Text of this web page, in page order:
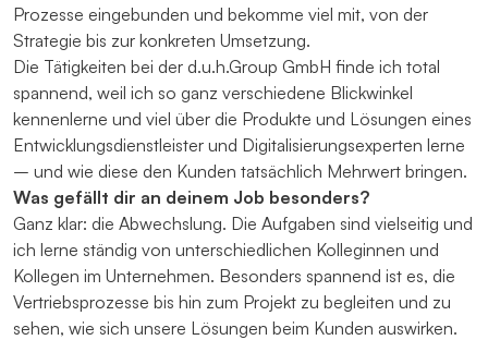
Prozesse eingebunden und bekomme viel mit, von der
Strategie bis zur konkreten Umsetzung.
Die Tätigkeiten bei der d.u.h.Group GmbH finde ich total
spannend, weil ich so ganz verschiedene Blickwinkel
kennenlerne und viel über die Produkte und Lösungen eines
Entwicklungsdienstleister und Digitalisierungsexperten lerne
– und wie diese den Kunden tatsächlich Mehrwert bringen.
Was gefällt dir an deinem Job besonders?
Ganz klar: die Abwechslung. Die Aufgaben sind vielseitig und
ich lerne ständig von unterschiedlichen Kolleginnen und
Kollegen im Unternehmen. Besonders spannend ist es, die
Vertriebsprozesse bis hin zum Projekt zu begleiten und zu
sehen, wie sich unsere Lösungen beim Kunden auswirken.